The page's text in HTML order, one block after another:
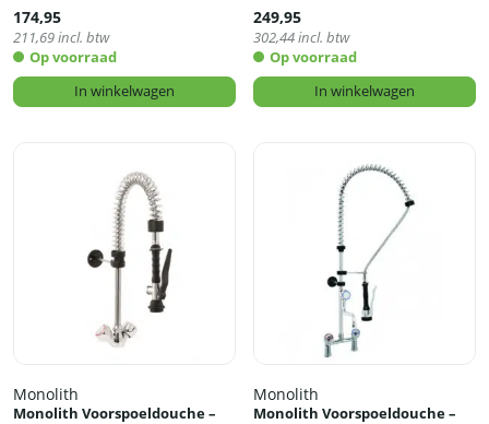
174,95
211,69incl. btw
Op voorraad
In winkelwagen
249,95
302,44incl. btw
Op voorraad
In winkelwagen
Monolith
Monolith Voorspoeldouche –
Monolith
Monolith Voorspoeldouche –